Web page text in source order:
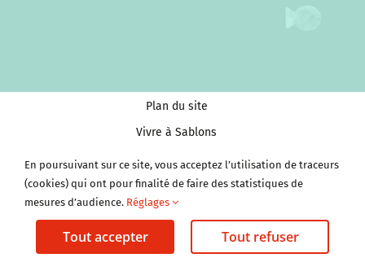
Plan du site
Vivre à Sablons
Tourisme et Culture
Économie et services
Clubs et Associations
Mentions légales
En poursuivant sur ce site, vous acceptez l’utilisation de traceurs
(cookies) qui ont pour finalité de faire des statistiques de
mesures d’audience. Réglages
Tout accepter Tout refuser